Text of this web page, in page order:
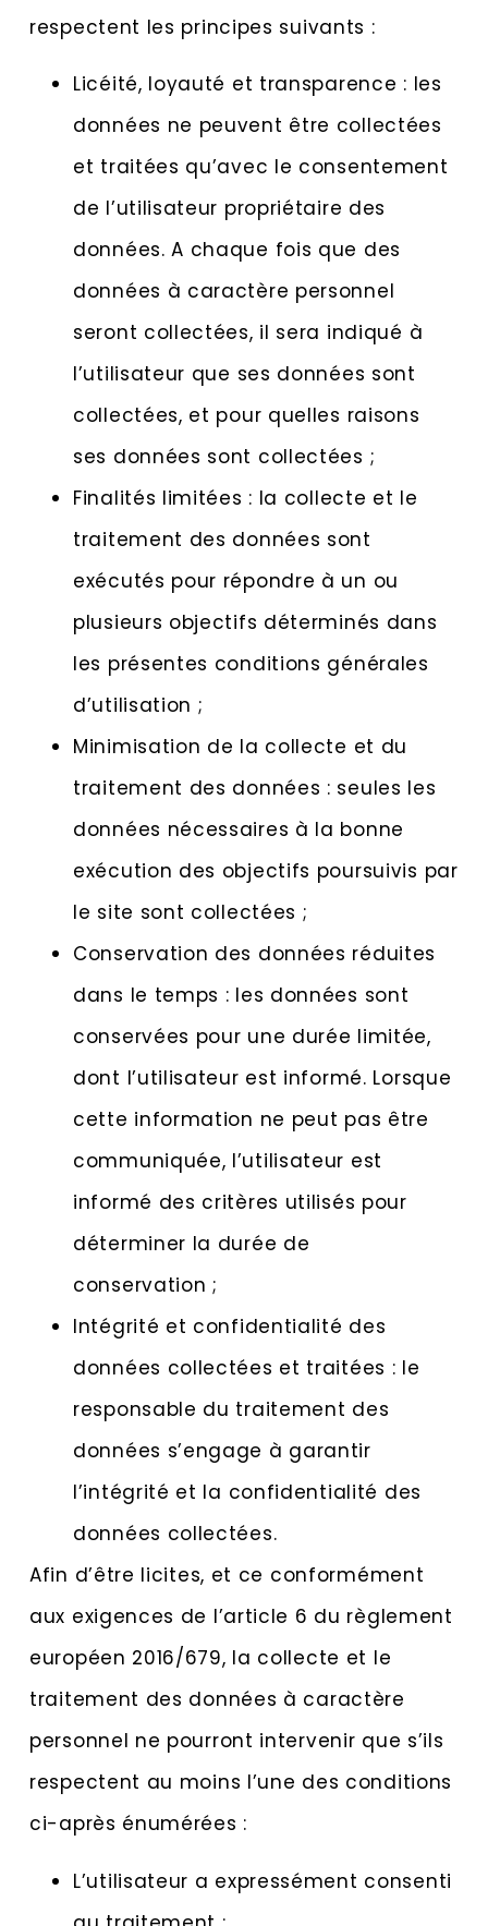
respectent les principes suivants :
Licéité, loyauté et transparence : les
données ne peuvent être collectées
et traitées qu’avec le consentement
de l’utilisateur propriétaire des
données. A chaque fois que des
données à caractère personnel
seront collectées, il sera indiqué à
l’utilisateur que ses données sont
collectées, et pour quelles raisons
ses données sont collectées ;
Finalités limitées : la collecte et le
traitement des données sont
exécutés pour répondre à un ou
plusieurs objectifs déterminés dans
les présentes conditions générales
d’utilisation ;
Minimisation de la collecte et du
traitement des données : seules les
données nécessaires à la bonne
exécution des objectifs poursuivis par
le site sont collectées ;
Conservation des données réduites
dans le temps : les données sont
conservées pour une durée limitée,
dont l’utilisateur est informé. Lorsque
cette information ne peut pas être
communiquée, l’utilisateur est
informé des critères utilisés pour
déterminer la durée de
conservation ;
Intégrité et confidentialité des
données collectées et traitées : le
responsable du traitement des
données s’engage à garantir
l’intégrité et la confidentialité des
données collectées.
Afin d’être licites, et ce conformément
aux exigences de l’article 6 du règlement
européen 2016/679, la collecte et le
traitement des données à caractère
personnel ne pourront intervenir que s’ils
respectent au moins l’une des conditions
ci-après énumérées :
L’utilisateur a expressément consenti